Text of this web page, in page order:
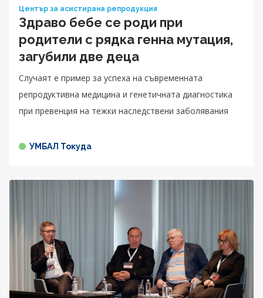
Център за асистирана репродукция
Здраво бебе се роди при
родители с рядка генна мутация,
загубили две деца
Случаят е пример за успеха на съвременната
репродуктивна медицина и генетичната диагностика
при превенция на тежки наследствени заболявания
УМБАЛ Токуда